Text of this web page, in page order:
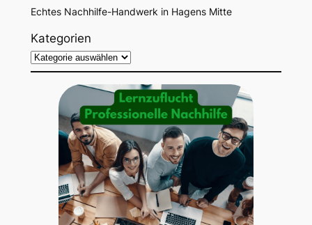
Echtes Nachhilfe-Handwerk in Hagens Mitte
Kategorien